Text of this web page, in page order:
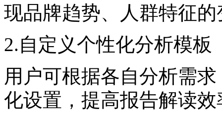
现品牌趋势、人群特征的
2.自定义个性化分析模板
用户可根据各自分析需
化设置，提高报告解读效